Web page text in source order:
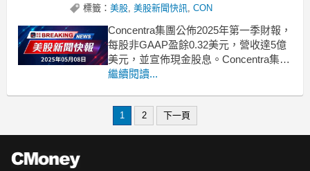
標籤： 美股, 美股新聞快訊, CON
Concentra集團公佈2025年第一季財報，
每股非GAAP盈餘0.32美元，營收達5億
美元，並宣佈現金股息。Concentra集團
持股母公司（NYSE:CON）近日發佈
為0.32美元，符合市場預期；而營收則
繼續閱讀...
1 2 下一頁